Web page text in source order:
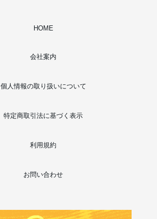
HOME
会社案内
個人情報の取り扱いについて
特定商取引法に基づく表示
利用規約
お問い合わせ